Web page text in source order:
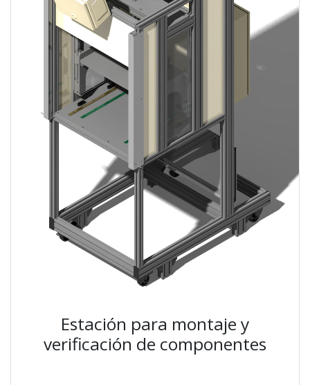
Estación para montaje y
verificación de componentes